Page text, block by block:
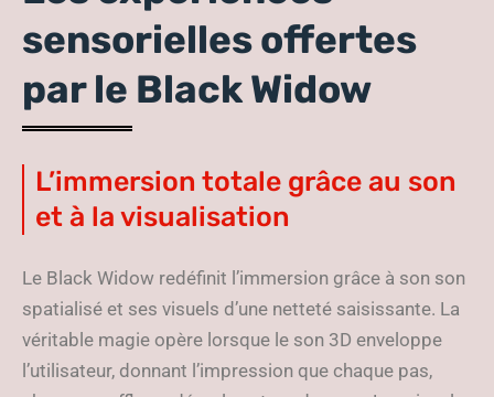
sensorielles offertes
par le Black Widow
L’immersion totale grâce au son
et à la visualisation
Le Black Widow redéfinit l’immersion grâce à son son
spatialisé et ses visuels d’une netteté saisissante. La
véritable magie opère lorsque le son 3D enveloppe
l’utilisateur, donnant l’impression que chaque pas,